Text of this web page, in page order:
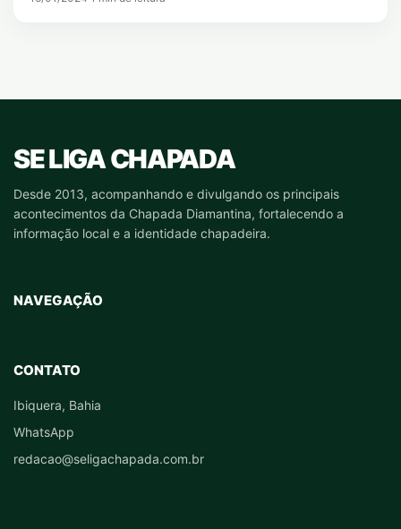
SE LIGA CHAPADA
Desde 2013, acompanhando e divulgando os principais
acontecimentos da Chapada Diamantina, fortalecendo a
informação local e a identidade chapadeira.
NAVEGAÇÃO
CONTATO
Ibiquera, Bahia
WhatsApp
redacao@seligachapada.com.br